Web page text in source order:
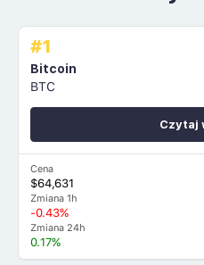
#1
Bitcoin
BTC
Cena
$64,631
Zmiana 1h
-0.43%
Zmiana 24h
0.17%
Czytaj